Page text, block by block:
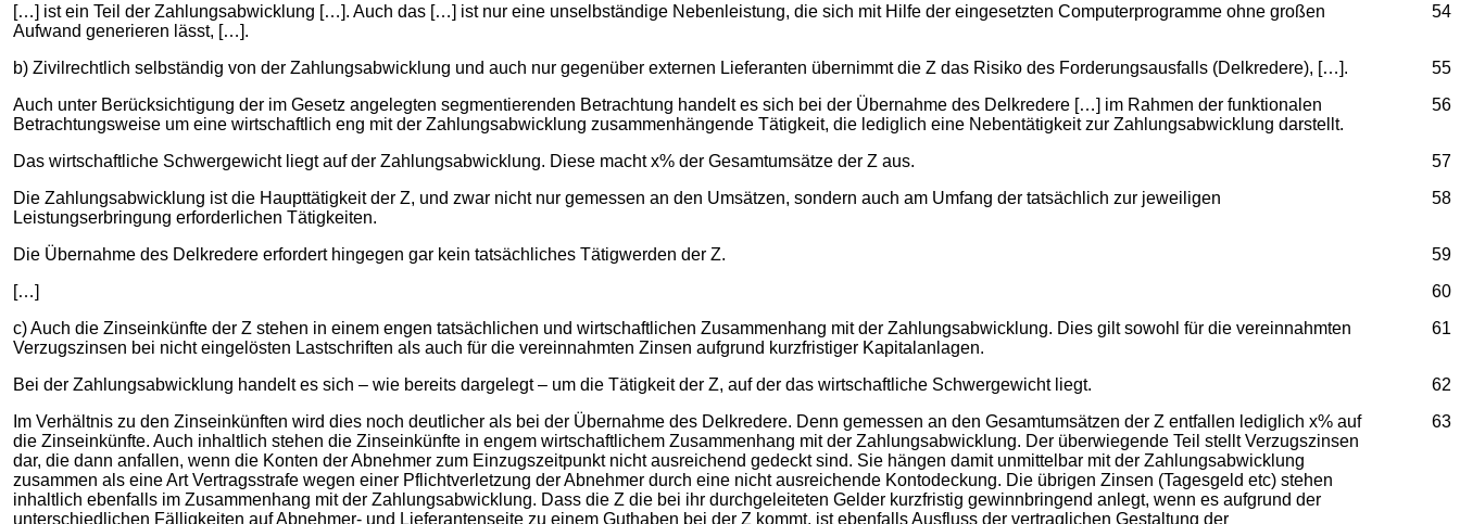
54
[…] ist ein Teil der Zahlungsabwicklung […]. Auch das […] ist nur eine unselbständige Nebenleistung, die sich mit Hilfe der eingesetzten Computerprogramme ohne großen
Aufwand generieren lässt, […].
55
b) Zivilrechtlich selbständig von der Zahlungsabwicklung und auch nur gegenüber externen Lieferanten übernimmt die Z das Risiko des Forderungsausfalls (Delkredere), […].
56
Auch unter Berücksichtigung der im Gesetz angelegten segmentierenden Betrachtung handelt es sich bei der Übernahme des Delkredere […] im Rahmen der funktionalen
Betrachtungsweise um eine wirtschaftlich eng mit der Zahlungsabwicklung zusammenhängende Tätigkeit, die lediglich eine Nebentätigkeit zur Zahlungsabwicklung darstellt.
57
Das wirtschaftliche Schwergewicht liegt auf der Zahlungsabwicklung. Diese macht x% der Gesamtumsätze der Z aus.
58
Die Zahlungsabwicklung ist die Haupttätigkeit der Z, und zwar nicht nur gemessen an den Umsätzen, sondern auch am Umfang der tatsächlich zur jeweiligen
Leistungserbringung erforderlichen Tätigkeiten.
59
Die Übernahme des Delkredere erfordert hingegen gar kein tatsächliches Tätigwerden der Z.
60
[…]
61
c) Auch die Zinseinkünfte der Z stehen in einem engen tatsächlichen und wirtschaftlichen Zusammenhang mit der Zahlungsabwicklung. Dies gilt sowohl für die vereinnahmten
Verzugszinsen bei nicht eingelösten Lastschriften als auch für die vereinnahmten Zinsen aufgrund kurzfristiger Kapitalanlagen.
62
Bei der Zahlungsabwicklung handelt es sich – wie bereits dargelegt – um die Tätigkeit der Z, auf der das wirtschaftliche Schwergewicht liegt.
63
Im Verhältnis zu den Zinseinkünften wird dies noch deutlicher als bei der Übernahme des Delkredere. Denn gemessen an den Gesamtumsätzen der Z entfallen lediglich x% auf
die Zinseinkünfte. Auch inhaltlich stehen die Zinseinkünfte in engem wirtschaftlichem Zusammenhang mit der Zahlungsabwicklung. Der überwiegende Teil stellt Verzugszinsen
dar, die dann anfallen, wenn die Konten der Abnehmer zum Einzugszeitpunkt nicht ausreichend gedeckt sind. Sie hängen damit unmittelbar mit der Zahlungsabwicklung
zusammen als eine Art Vertragsstrafe wegen einer Pflichtverletzung der Abnehmer durch eine nicht ausreichende Kontodeckung. Die übrigen Zinsen (Tagesgeld etc) stehen
inhaltlich ebenfalls im Zusammenhang mit der Zahlungsabwicklung. Dass die Z die bei ihr durchgeleiteten Gelder kurzfristig gewinnbringend anlegt, wenn es aufgrund der
unterschiedlichen Fälligkeiten auf Abnehmer- und Lieferantenseite zu einem Guthaben bei der Z kommt, ist ebenfalls Ausfluss der vertraglichen Gestaltung der